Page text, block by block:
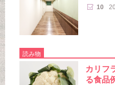
10
読み物
カリフ
る食品